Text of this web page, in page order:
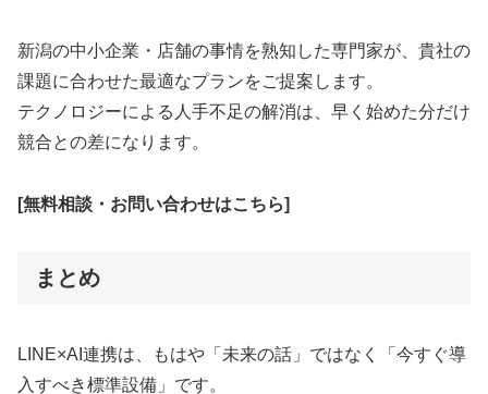
新潟の中小企業・店舗の事情を熟知した専門家が、貴社の
課題に合わせた最適なプランをご提案します。
テクノロジーによる人手不足の解消は、早く始めた分だけ
競合との差になります。
[無料相談・お問い合わせはこちら]
まとめ
LINE×AI連携は、もはや「未来の話」ではなく「今すぐ導
入すべき標準設備」です。